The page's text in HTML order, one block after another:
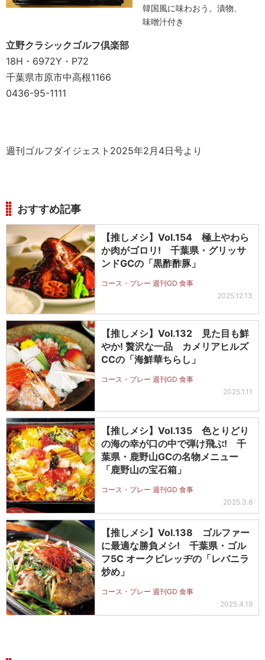
韓国風に味わおう。漬物、
味噌汁付き
立野クラシックゴルフ倶楽部
18H・6972Y・P72
千葉県市原市中高根1166
0436-95-1111
週刊ゴルフダイジェスト2025年2月4日号より
おすすめ記事
【推しメシ】Vol.154 極上やわら
か肉がゴロリ! 千葉県・グリッサ
ンドGCの「黒酢酢豚」
コース・プレー 週刊GD 食事
2025.12.13
【推しメシ】Vol.132 見た目も鮮
やか! 贅沢な一品 カメリアヒルズ
CCの「海鮮華ちらし」
コース・プレー 週刊GD 食事
2025.1.11
【推しメシ】Vol.135 色とりどり
の海の幸が口の中で弾け飛ぶ! 千
葉県・鹿野山GCの名物メニュー
「鹿野山の宝石箱」
コース・プレー 週刊GD 食事
2025.3.8
【推しメシ】Vol.138 ゴルファー
に最適な勝負メシ! 千葉県・ゴル
フ5C オークビレッヂの「レバニラ
炒め」
コース・プレー 週刊GD 食事
2025.4.19